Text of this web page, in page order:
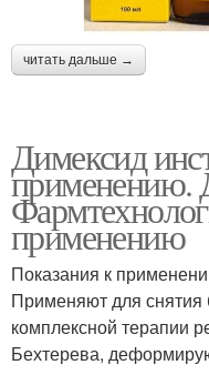
читать дальше →
Димексид
применению.
применению
Показания к
Применяют для снятия
комплексной терапии
Бехтерева,